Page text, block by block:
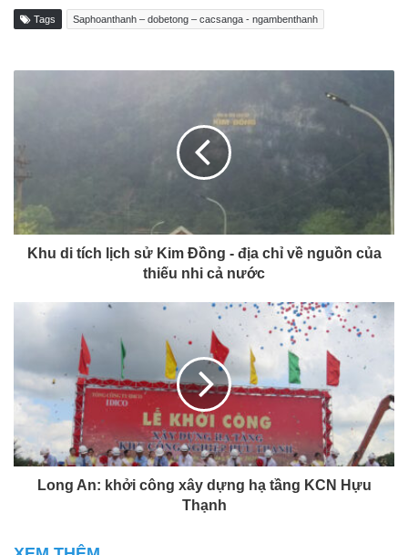
Tags Saphoanthanh – dobetong – cacsanga - ngambenthanh
Khu di tích lịch sử Kim Đồng - địa chỉ về nguồn của
thiếu nhi cả nước
Long An: khởi công xây dựng hạ tầng KCN Hựu
Thạnh